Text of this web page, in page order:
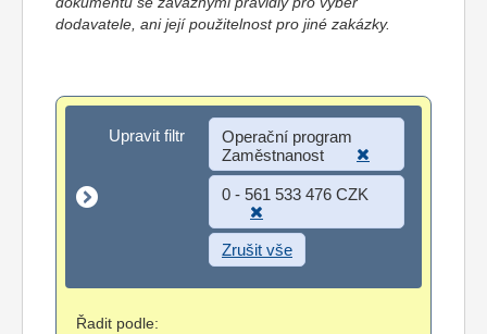
dodavatele, ani její použitelnost pro jiné zakázky.
Upravit filtr
Upravit filtr
Operační program
Zaměstnanost
0 - 561 533 476 CZK
Zrušit vše
Řadit podle: